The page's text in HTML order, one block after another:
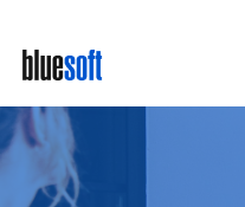
main
content